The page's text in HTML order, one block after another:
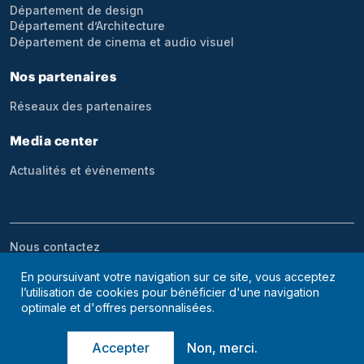
Département de design
Département d’Architecture
Département de cinema et audio visuel
Nos partenaires
Réseaux des partenaires
Media center
Actualités et événements
Menu bottom footer
Nous contactez
Site web maintenu par EFREKIADEV& développé par
En poursuivant votre navigation sur ce site, vous acceptez
l’utilisation de cookies pour bénéficier d'une navigation
optimale et d'offres personnalisées.
Accepter Non, merci.